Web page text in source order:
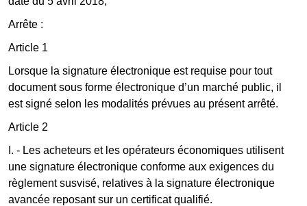
Arrête :
Article 1
Lorsque la signature électronique est requise pour tout
document sous forme électronique d’un marché public, il
est signé selon les modalités prévues au présent arrêté.
Article 2
I. - Les acheteurs et les opérateurs économiques utilisent
une signature électronique conforme aux exigences du
règlement susvisé, relatives à la signature électronique
avancée reposant sur un certificat qualifié.